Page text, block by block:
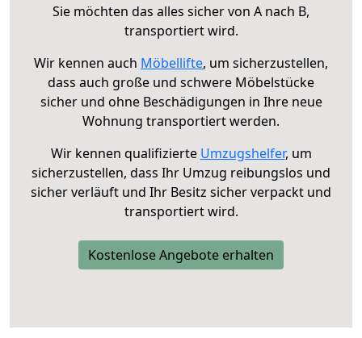
Sie möchten das alles sicher von A nach B,
transportiert wird.
Wir kennen auch Möbellifte, um sicherzustellen,
dass auch große und schwere Möbelstücke
sicher und ohne Beschädigungen in Ihre neue
Wohnung transportiert werden.
Wir kennen qualifizierte Umzugshelfer, um
sicherzustellen, dass Ihr Umzug reibungslos und
sicher verläuft und Ihr Besitz sicher verpackt und
transportiert wird.
Kostenlose Angebote erhalten